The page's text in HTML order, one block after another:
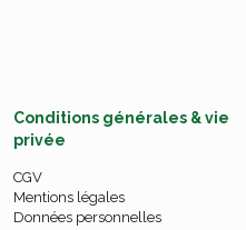
Conditions générales & vie
privée
CGV
Mentions légales
Données personnelles